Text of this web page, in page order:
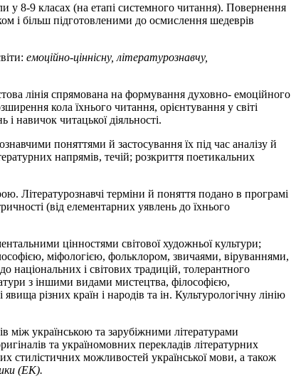
у 8-9 класах (на етапі системного читання). Повернення
і більш підготовленими до осмислення шедеврів
емоційно-ціннісну, літературознавчу,
лінія спрямована на формування духовно- емоційного
кола їхнього читання, орієнтування у світі
навичок читацької діяльності.
поняттями й застосування їх під час аналізу й
напрямів, течій; розкриття поетикальних
Літературознавчі терміни й поняття подано в програмі
(від елементарних уявлень до їхнього
цінностями світової художньої культури;
міфологією, фольклором, звичаями, віруваннями,
національних і світових традицій, толерантного
з іншими видами мистецтва, філософією,
різних країн і народів та ін. Культурологічну лінію
між українською та зарубіжними літературами
та україномовних перекладів літературних
стилістичних можливостей української мови, а також
(ЕК).